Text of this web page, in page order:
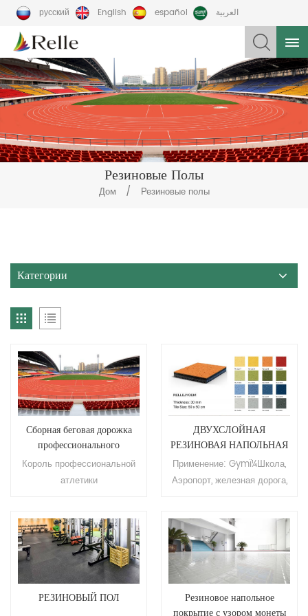
русский English español العربية
Резиновые Полы
Дом / Резиновые полы
Категории
Сборная беговая дорожка
профессионального
соревновательного класса
Король профессиональной
атлетики
ДВУХСЛОЙНАЯ
РЕЗИНОВАЯ НАПОЛЬНАЯ
ПЛИТКА РЕЗИНОВЫЙ
ПОЛ ДЛЯ
ТРЕНАЖЕРНОГО ЗАЛА
Применение: Gymï¼Школа,
Аэропорт, железная дорога,
корабль, железнодорожный
вокзал и т. д. Бренд: Relle
Толщина: 30 мм Размер:
50*50 см Цвет: чистый цвет,
цвет зерна Минимальный
заказ: 200 кв.м.
РЕЗИНОВЫЙ ПОЛ
Резиновое напольное
покрытие с узором монеты